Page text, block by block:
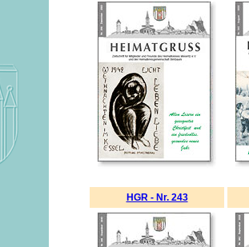
HGR - Nr. 243